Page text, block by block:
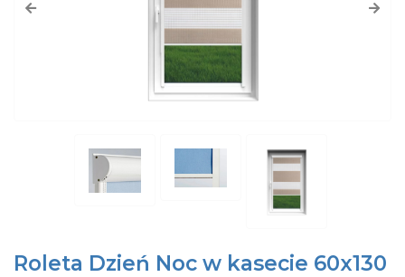
Roleta Dzień Noc w kasecie 60x130